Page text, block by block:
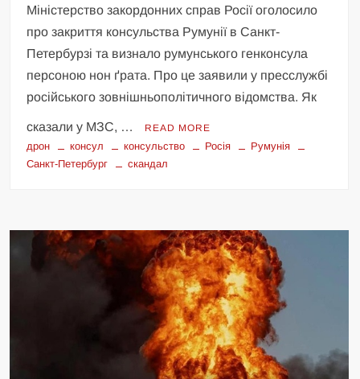
Міністерство закордонних справ Росії оголосило
про закриття консульства Румунії в Санкт-
Петербурзі та визнало румунського генконсула
персоною нон ґрата. Про це заявили у пресслужбі
російського зовнішньополітичного відомства. Як
сказали у МЗС, … READ MORE
дрон консул консульство Росія
Румунія
Санкт-Петербург
скандал